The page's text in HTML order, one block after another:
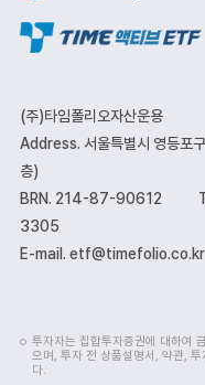
(주)타임폴리오자산운용
Address. 서울특별시 영등포
층)
BRN. 214-87-90612
3305
E-mail. etf@timefolio.co.kr
투자자는 집합투자증권에 대하여
으며, 투자 전 상품설명서, 약관,
다.